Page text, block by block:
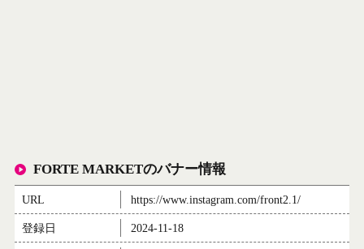
FORTE MARKETのバナー情報
URL https://www.instagram.com/front2.1/
登録日 2024-11-18